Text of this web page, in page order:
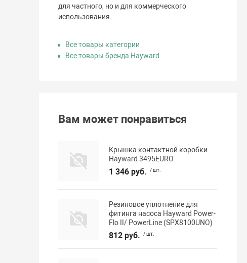
для частного, но и для коммерческого
использования.
Все товары категории
Все товары бренда Hayward
Вам может понравиться
Крышка контактной коробки
Hayward 3495EURO
1 346 руб. / шт.
Резиновое уплотнение для
фитинга насоса Hayward Power-
Flo II/ PowerLine (SPX8100UNO)
812 руб. / шт.